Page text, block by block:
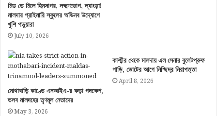
মিড ডে মিলে হিমসাগর, লক্ষ্মণভোগ, ল্যাংড়া!
মালদার প্রাইমারি স্কুলের অভিনব উদ্যোগে
খুশি পড়ুয়ারা
July 10, 2026
মোথাবাড়ি কাণ্ডে এনআইএ-র কড়া পদক্ষেপ,
তলব মালদহের তৃণমূল নেতাদের
May 3, 2026
কাশ্মীর থেকে মালদায় এল সেনার বুলেটপ্রুফ
গাড়ি, ভোটের আগে নিশ্ছিদ্র নিরাপত্তা
April 8, 2026